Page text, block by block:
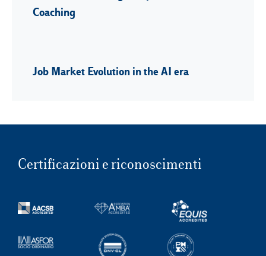
Coaching
Job Market Evolution in the AI era
Certificazioni e riconoscimenti